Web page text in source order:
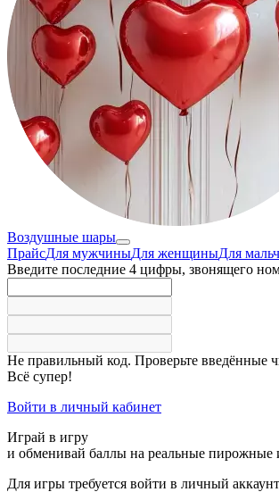
Воздушные шары
ПрайсДля мужчиныДля женщиныДля
Введите последние 4 цифры, звонящего
Не правильный код. Проверьте введённые
Всё супер!
Войти в личный кабинет
Играй в игру
и обменивай баллы на реальные пирожные
Для игры требуется войти в личный аккаунт